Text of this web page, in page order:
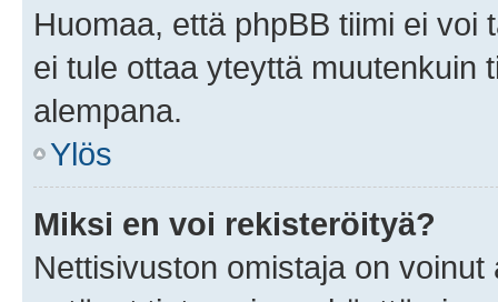
Huomaa, että phpBB tiimi ei
ei tule ottaa yteyttä muutenkuin
alempana.
Ylös
Miksi en voi rekisteröityä?
Nettisivuston omistaja on